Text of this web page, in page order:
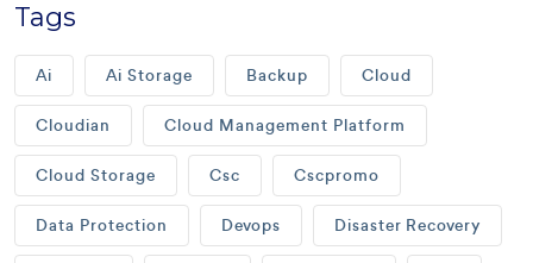
Tags
Ai Ai Storage Backup Cloud
Cloudian Cloud Management Platform
Cloud Storage Csc Cscpromo
Data Protection Devops Disaster Recovery